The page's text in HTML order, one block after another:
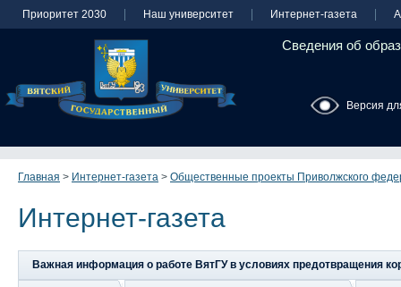
Приоритет 2030 Наш университет Интернет-газета
Сведения об
Версия
Главная > Интернет-газета > Общественные проекты Приволжского
Интернет-газета
Важная информация о работе ВятГУ в условиях предотвращения